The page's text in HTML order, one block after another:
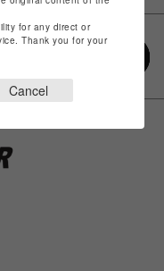
for any direct or
Thank you for your
Cancel